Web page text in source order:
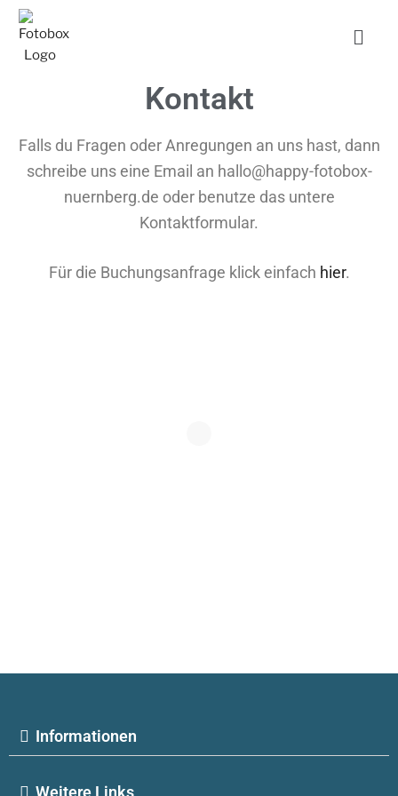
Kontakt
Falls du Fragen oder Anregungen an uns hast, dann
schreibe uns eine Email an hallo@happy-fotobox-
nuernberg.de oder benutze das untere
Kontaktformular.
Für die Buchungsanfrage klick einfach hier.
Informationen
Weitere Links​